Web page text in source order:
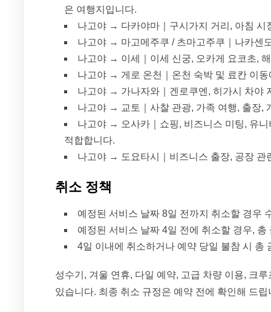
은 여행지입니다.
나고야 → 다카야마｜구시가지 거리, 아침 시
나고야 → 마고메주쿠 / 츠마고주쿠｜나카센
나고야 → 이세｜이세 신궁, 오카게 요코초,
나고야 → 게로 온천｜온천 숙박 및 료칸 이동
나고야 → 가나자와｜겐로쿠엔, 히가시 차야
나고야 → 교토｜사찰 관광, 가족 여행, 출장,
나고야 → 오사카｜쇼핑, 비즈니스 미팅, 유
적합합니다.
나고야 → 도요타시｜비즈니스 출장, 공장 관
취소 정책
예정된 서비스 날짜 8일 전까지 취소할 경우
예정된 서비스 날짜 4일 전에 취소할 경우,
4일 이내에 취소하거나 예약 당일 불참 시 총
성수기, 겨울 연휴, 다일 예약, 고급 차량 이용, 크
있습니다. 최종 취소 규정은 예약 전에 확인해 드립